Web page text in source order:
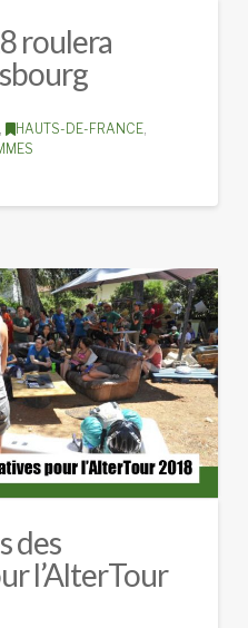
roulera
HAUTS-DE-FRANCE,
des
l’AlterTour